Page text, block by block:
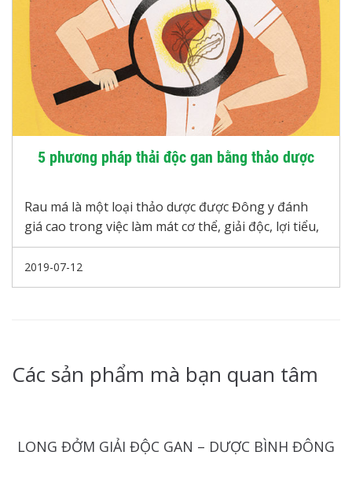
5 phương pháp thải độc gan bằng thảo dược
Rau má là một loại thảo dược được Đông y đánh
giá cao trong việc làm mát cơ thể, giải độc, lợi tiểu,
chống viêm… Lá rau má còn được dùng để chữa
bệnh viêm gan hoàng đản, ngứa, rôm sảy, thanh
nhiệt, mụn nhọt,…
2019-07-12
Các sản phẩm mà bạn quan tâm
LONG ĐỞM GIẢI ĐỘC GAN – DƯỢC BÌNH ĐÔNG